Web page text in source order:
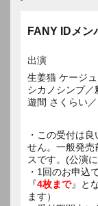
FANY IDメン
出演
生姜猫 ケージ
シカノシンプ
遊間 さくらい
・この受付は
せん。一般発売
スです。(公演
・1回のお申込
『4枚まで』と
ます）